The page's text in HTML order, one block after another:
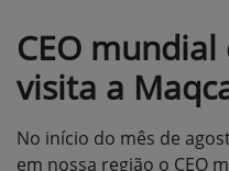
CEO
visita a
No início do mês de
em nossa região o CEO